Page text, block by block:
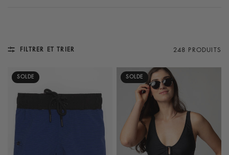
FILTRER ET TRIER 248 PRODUITS
SOLDE SOLDE